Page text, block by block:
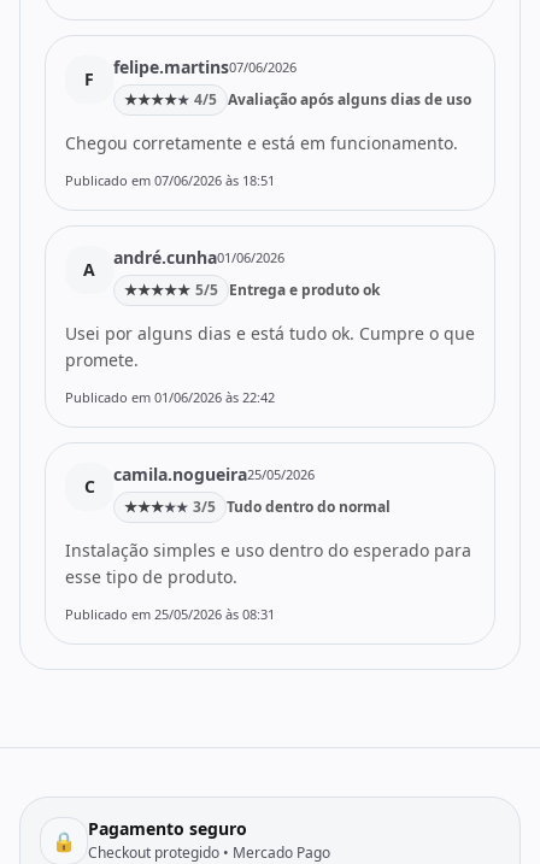
F
felipe.martins07/06/2026
★★★★★ 4/5 Avaliação após alguns dias de uso
Chegou corretamente e está em funcionamento.
Publicado em 07/06/2026 às 18:51
A
andré.cunha01/06/2026
★★★★★ 5/5 Entrega e produto ok
Usei por alguns dias e está tudo ok. Cumpre o que
promete.
Publicado em 01/06/2026 às 22:42
C
camila.nogueira25/05/2026
★★★★★ 3/5 Tudo dentro do normal
Instalação simples e uso dentro do esperado para
esse tipo de produto.
Publicado em 25/05/2026 às 08:31
🔒 Pagamento seguro
Checkout protegido • Mercado Pago